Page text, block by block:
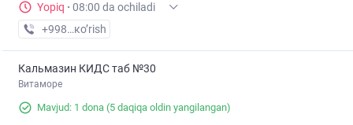
Yopiq · 08:00 da ochiladi
+998 (91) XXX-XX-XX
кo’rish
Кальмазин КИДС таб №30
Витаморе
Mavjud: 1 dona (5 daqiqa oldin yangilangan)